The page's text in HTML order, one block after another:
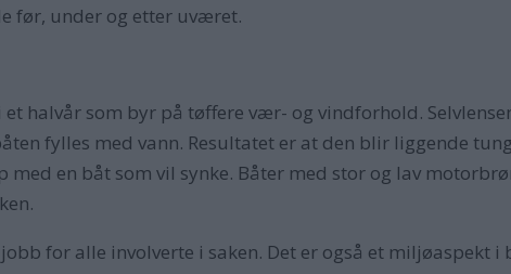
før, under og etter uværet.
halvår som byr på tøffere vær- og vindforhold.
fylles med vann. Resultatet er at den blir liggende
en båt som vil synke. Båter med stor og lav
for alle involverte i saken. Det er også et miljøaspekt i